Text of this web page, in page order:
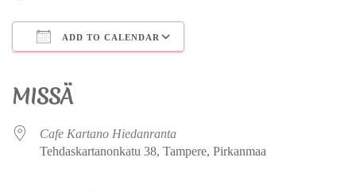
ADD TO CALENDAR
MISSÄ
Cafe Kartano Hiedanranta
Tehdaskartanonkatu 38, Tampere, Pirkanmaa